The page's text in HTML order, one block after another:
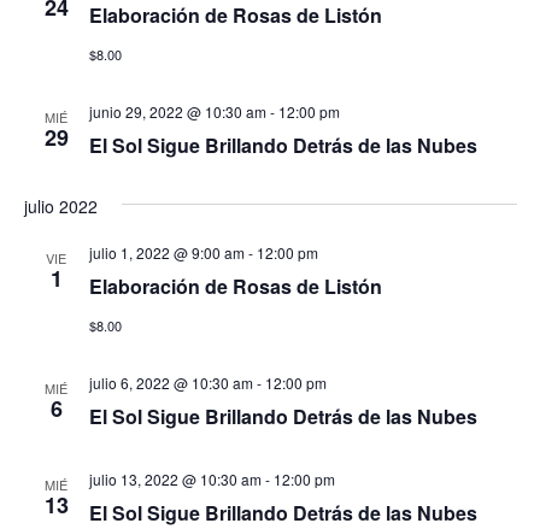
24 Elaboración de Rosas de Listón
$8.00
MIÉ
29 El Sol Sigue Brillando Detrás de las Nubes
junio 29, 2022 @ 10:30 am- 12:00 pm
julio 2022
VIE
1 Elaboración de Rosas de Listón
julio 1, 2022 @ 9:00 am- 12:00 pm
$8.00
MIÉ
6 El Sol Sigue Brillando Detrás de las Nubes
julio 6, 2022 @ 10:30 am- 12:00 pm
MIÉ
13 El Sol Sigue Brillando Detrás de las Nubes
julio 13, 2022 @ 10:30 am- 12:00 pm